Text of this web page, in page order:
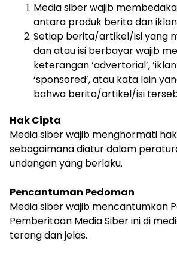
Media siber wajib
antara produk berita dan
Setiap berita/artikel/isi yang
dan atau isi berbayar wajib
keterangan ‘advertorial’,
‘sponsored’, atau kata lain
bahwa berita/artikel/isi
Hak Cipta
Media siber wajib menghormati
sebagaimana diatur dalam
undangan yang berlaku.
Pencantuman Pedoman
Media siber wajib mencantumkan
Pemberitaan Media Siber ini di
terang dan jelas.